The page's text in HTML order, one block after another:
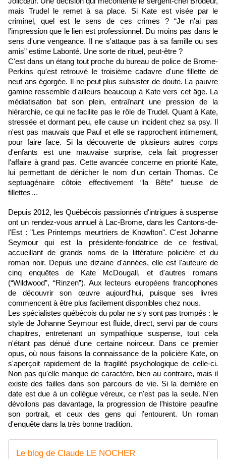
mais Trudel le remet à sa place. Si Kate est visée par le
criminel, quel est le sens de ces crimes ? “Je n'ai pas
l'impression que le lien est professionnel. Du moins pas dans le
sens d'une vengeance. Il ne s'attaque pas à sa famille ou ses
amis” estime Labonté. Une sorte de rituel, peut-être ?
C'est dans un étang tout proche du bureau de police de Brome-
Perkins qu'est retrouvé le troisième cadavre d'une fillette de
neuf ans égorgée. Il ne peut plus subsister de doute. La pauvre
gamine ressemble d'ailleurs beaucoup à Kate vers cet âge. La
médiatisation bat son plein, entraînant une pression de la
hiérarchie, ce qui ne facilite pas le rôle de Trudel. Quant à Kate,
stressée et dormant peu, elle cause un incident chez sa psy. Il
n'est pas mauvais que Paul et elle se rapprochent intimement,
pour faire face. Si la découverte de plusieurs autres corps
d'enfants est une mauvaise surprise, cela fait progresser
l'affaire à grand pas. Cette avancée concerne en priorité Kate,
lui permettant de dénicher le nom d'un certain Thomas. Ce
septuagénaire côtoie effectivement “la Bête” tueuse de
fillettes…
Depuis 2012, les Québécois passionnés d'intrigues à suspense
ont un rendez-vous annuel à Lac-Brome, dans les Cantons-de-
l'Est : "Les Printemps meurtriers de Knowlton". C'est Johanne
Seymour qui est la présidente-fondatrice de ce festival,
accueillant de grands noms de la littérature policière et du
roman noir. Depuis une dizaine d'années, elle est l'auteure de
cinq enquêtes de Kate McDougall, et d'autres romans
(“Wildwood”, “Rinzen”). Aux lecteurs européens francophones
de découvrir son œuvre aujourd'hui, puisque ses livres
commencent à être plus facilement disponibles chez nous.
Les spécialistes québécois du polar ne s'y sont pas trompés : le
style de Johanne Seymour est fluide, direct, servi par de cours
chapitres, entretenant un sympathique suspense, tout cela
n'étant pas dénué d'une certaine noirceur. Dans ce premier
opus, où nous faisons la connaissance de la policière Kate, on
s'aperçoit rapidement de la fragilité psychologique de celle-ci.
Non pas qu'elle manque de caractère, bien au contraire, mais il
existe des failles dans son parcours de vie. Si la dernière en
date est due à un collègue véreux, ce n'est pas la seule. N'en
dévoilons pas davantage, la progression de l'histoire peaufine
son portrait, et ceux des gens qui l'entourent. Un roman
d'enquête dans la très bonne tradition.
Le blog de Claude LE NOCHER